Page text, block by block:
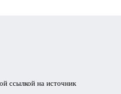
ссылкой на источник